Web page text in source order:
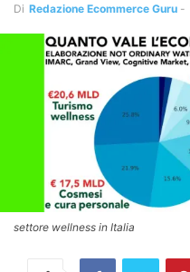
Di Redazione Ecommerce Guru -
settore wellness in Italia